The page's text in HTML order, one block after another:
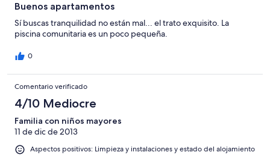
Buenos apartamentos
Sí buscas tranquilidad no están mal... el trato exquisito. La
piscina comunitaria es un poco pequeña.
0
Comentario verificado
4/10 Mediocre
Familia con niños mayores
11 de dic de 2013
Aspectos positivos: Limpieza y instalaciones y estado del alojamiento